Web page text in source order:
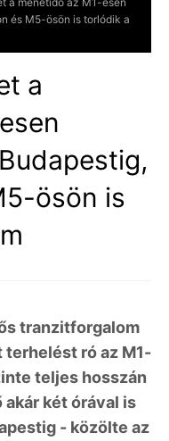
és M5-ösön is torlódik a
a
ösön is
tranzitforgalom
ró az M1-
teljes hosszán
akár két órával is
- közölte az